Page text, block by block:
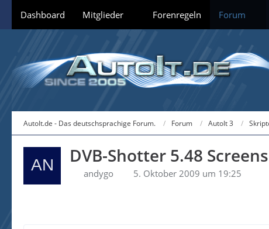
Dashboard Mitglieder Forenregeln Forum
AutoIt.de - Das deutschsprachige Forum. Forum AutoIt 3
DVB-Shotter 5.48
andygo 5. Oktober 2009 um 19:25